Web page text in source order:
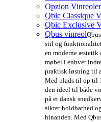
Opzion Vinreoler
Qbic Classique
Qbic Exclusive
Qbus vinreol
stil og
en moderne
møbel i enhver
praktisk løsning til
Med plads til op til
den ideel til både
på et dansk
sikrer holdbarhed
hinanden. Med